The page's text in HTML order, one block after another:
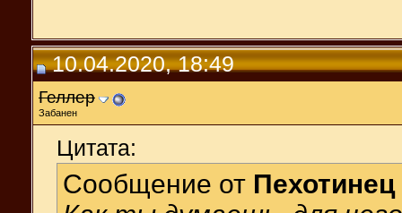
10.04.2020, 18:49
Геллер
Забанен
Цитата:
Сообщение от Пехотинец